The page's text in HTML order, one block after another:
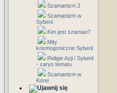
Szamanizm 2
Szamanizm w
Syberii
Kim jest szaman?
Mity
kosmogoniczne Syberii
Religie Azji i Syberii
- zarys tematu
Szamanizm w
Korei